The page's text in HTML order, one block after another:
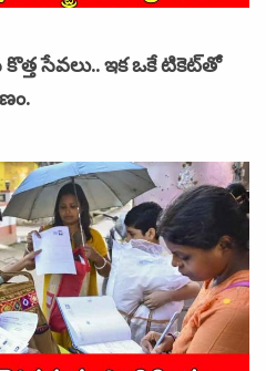
సేవలు.. ఇక ఒకే టికెట్‌తో